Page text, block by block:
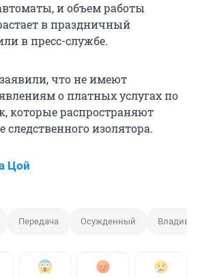
и объем работы
в праздничный
в пресс-службе.
что не имеют
о платных услугах по
которые распространяют
следственного изолятора.
Цой
Передача Осужденный